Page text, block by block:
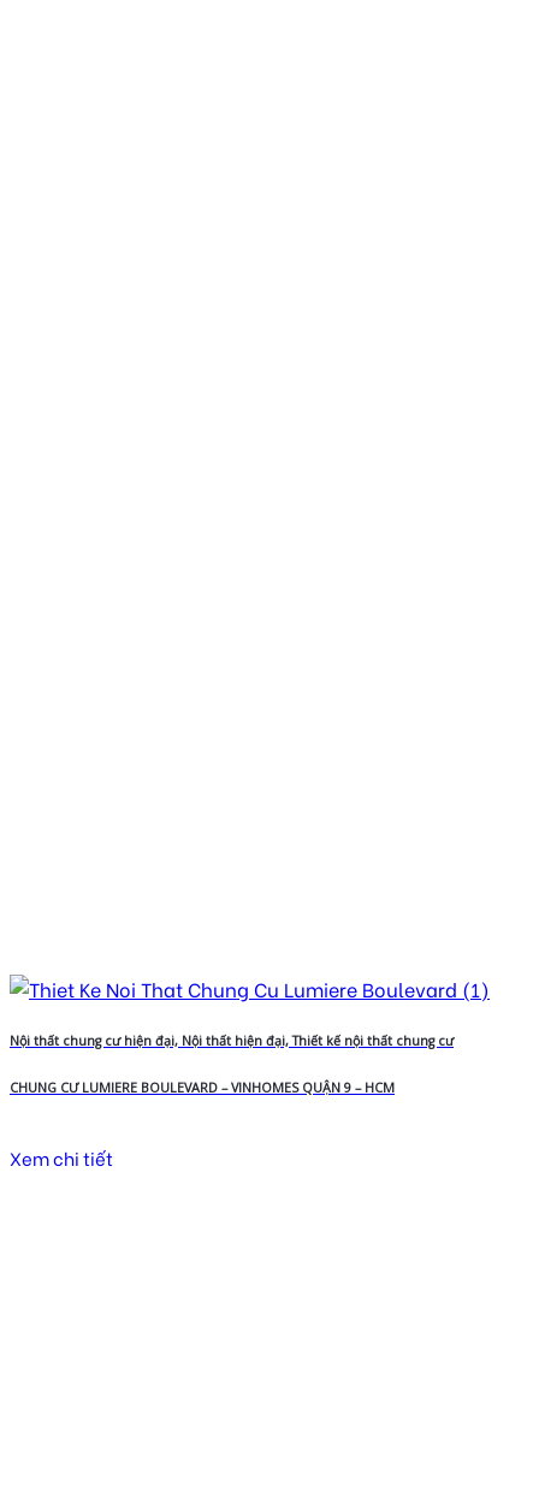
Nội thất chung cư hiện đại, Nội thất hiện đại, Thiết kế nội thất chung cư
CHUNG CƯ LUMIERE BOULEVARD – VINHOMES QUẬN 9 – HCM
Xem chi tiết